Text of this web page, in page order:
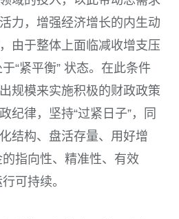
力，增强经济增长的内生动
由于整体上面临减收增支压
“紧平衡” 状态。在此条件
规模来实施积极的财政政策
纪律，坚持“过紧日子”，同
结构、盘活存量、用好增
指向性、精准性、有效
可持续。